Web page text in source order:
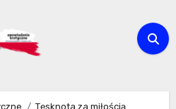
Tęsknota za miłością